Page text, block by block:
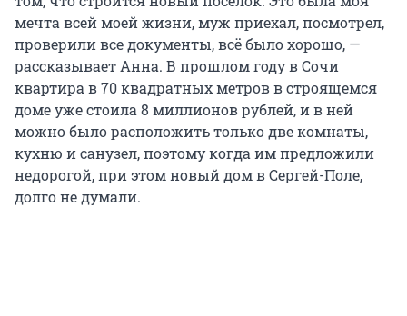
мечта всей моей жизни, муж приехал, посмотрел,
проверили все документы, всё было хорошо, —
рассказывает Анна. В прошлом году в Сочи
квартира в 70 квадратных метров в строящемся
доме уже стоила 8 миллионов рублей, и в ней
можно было расположить только две комнаты,
кухню и санузел, поэтому когда им предложили
недорогой, при этом новый дом в Сергей-Поле,
долго не думали.